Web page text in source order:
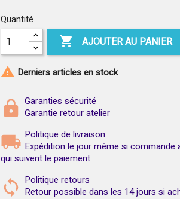
Quantité
 AJOUTER AU PANIER
 Derniers articles en stock
Garanties sécurité
Garantie retour atelier
Politique de livraison
Expédition le jour même si commande
qui suivent le paiement.
Politique retours
Retour possible dans les 14 jours si